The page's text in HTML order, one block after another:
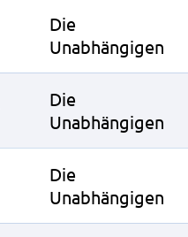
Die
Unabhängigen
Die
Unabhängigen
Die
Unabhängigen